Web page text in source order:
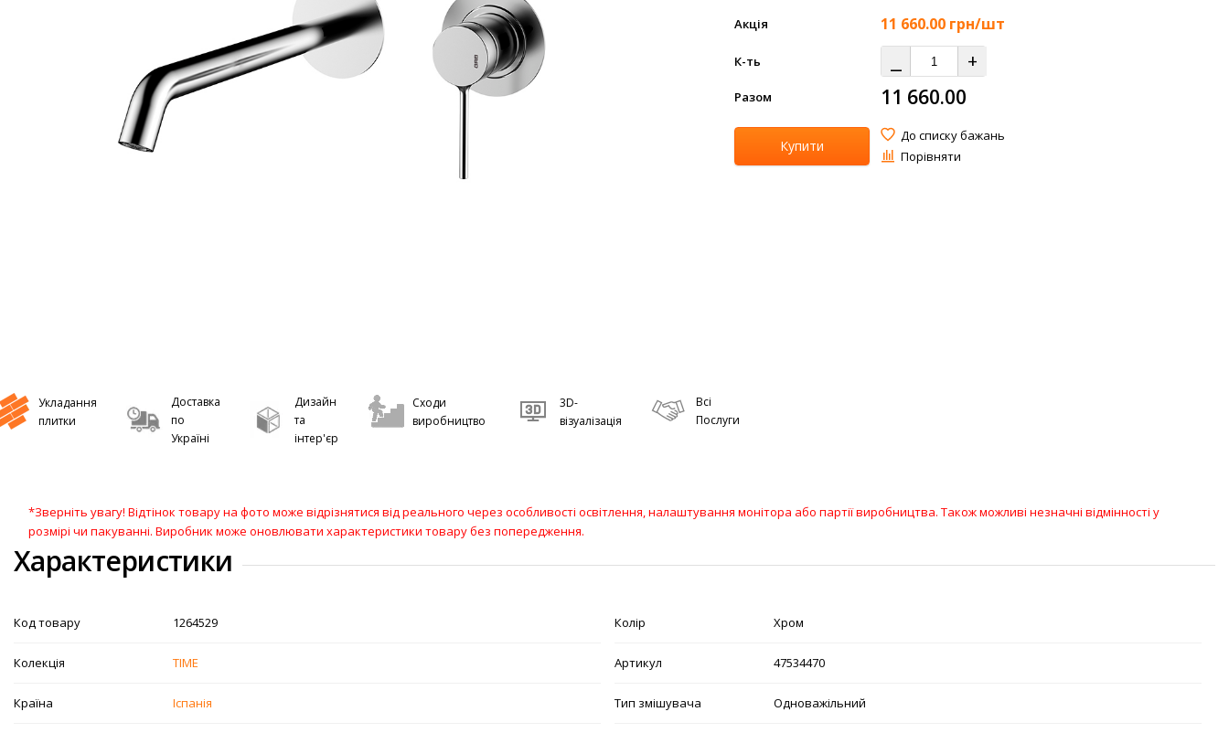
Укладання
плитки
Доставка
по
Україні
Дизайн
та
інтер'єр
Сходи
виробництво
3D-
візуалізація
Всі
Послуги
Акція 11 660.00 грн/шт
К-ть +
Разом 11 660.00
Купити
До списку бажань
Порівняти
*Зверніть увагу! Відтінок товару на фото може відрізнятися від реального через особливості освітлення, налаштування монітора або партії виробництва. Також можливі незначні відмінності у
розмірі чи пакуванні. Виробник може оновлювати характеристики товару без попередження.
Характеристики
Код товару 1264529
Колекція TIME
Країна Іспанія
Колір Хром
Артикул 47534470
Тип змішувача Одноважільний